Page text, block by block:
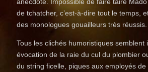
anecdote. Impossible de faire taire
de tchatcher, c’est-à-dire tout le temps,
des monologues gouailleurs très réussis.
Tous les clichés humoristiques semblent
évocation de la raie du cul du plombier
du string ficelle, piques aux employés